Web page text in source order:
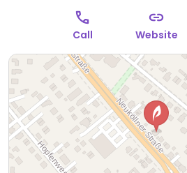
Call Website